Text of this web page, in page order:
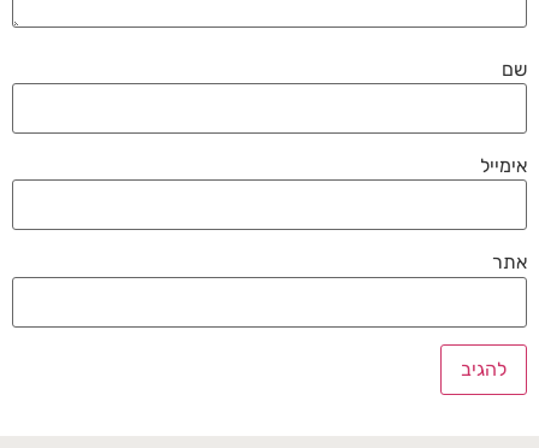
שם
אימייל
אתר